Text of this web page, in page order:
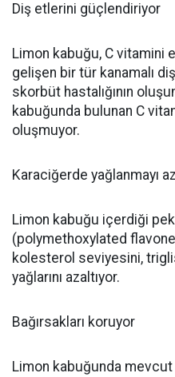
Diş etlerini güçlendiriyor
Limon kabuğu, C vitamini
gelişen bir tür kanamalı
skorbüt hastalığının
kabuğunda bulunan C
oluşmuyor.
Karaciğerde yağlanmayı
Limon kabuğu içerdiği
(polymethoxylated
kolesterol seviyesini,
yağlarını azaltıyor.
Bağırsakları koruyor
Limon kabuğunda